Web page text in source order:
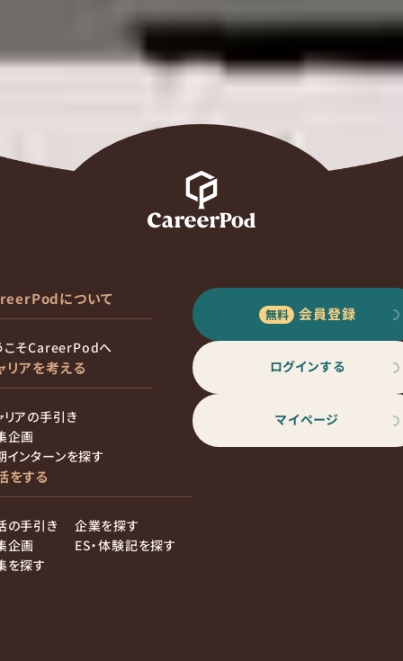
について
こそCareerPodへ
リアを考える
リアの手引き
企画
インターンを探す
をする
の手引き
企画
を探す
企業を探す
ES・体験記を探す
会員登録
ログインする
マイページ